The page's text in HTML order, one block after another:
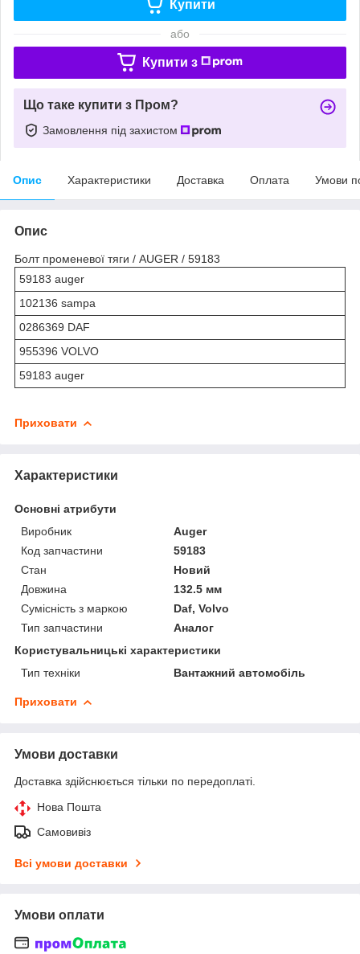
Купити
або
Купити з
Що таке купити з Пром?
Замовлення під захистом
Опис Характеристики Доставка Оплата Умови
Опис
Болт променевої тяги / AUGER / 59183
59183 auger
102136 sampa
0286369 DAF
955396 VOLVO
59183 auger
Приховати
Характеристики
Основні атрибути
Виробник
Auger
Код запчастини
59183
Стан
Новий
Довжина
132.5 мм
Сумісність з маркою
Daf, Volvo
Тип запчастини
Аналог
Користувальницькі характеристики
Тип техніки
Вантажний автомобіль
Приховати
Умови доставки
Доставка здійснюється тільки по передоплаті.
Нова Пошта
Самовивіз
Всі умови доставки
Умови оплати